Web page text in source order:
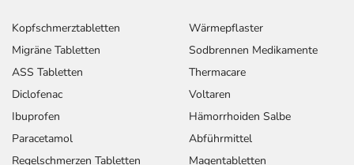
Kopfschmerztabletten
Migräne Tabletten
ASS Tabletten
Diclofenac
Ibuprofen
Paracetamol
Regelschmerzen Tabletten
Wärmepflaster
Sodbrennen Medikamente
Thermacare
Voltaren
Hämorrhoiden Salbe
Abführmittel
Magentabletten